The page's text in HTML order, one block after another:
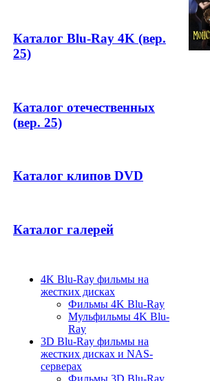
Каталог Blu-Ray 4K (вер.
25)
Каталог отечественных
(вер. 25)
Каталог клипов DVD
Каталог галерей
4K Blu-Ray фильмы на
жестких дисках
Фильмы 4K Blu-Ray
Мульфильмы 4K Blu-
Ray
3D Blu-Ray фильмы на
жестких дисках и NAS-
серверах